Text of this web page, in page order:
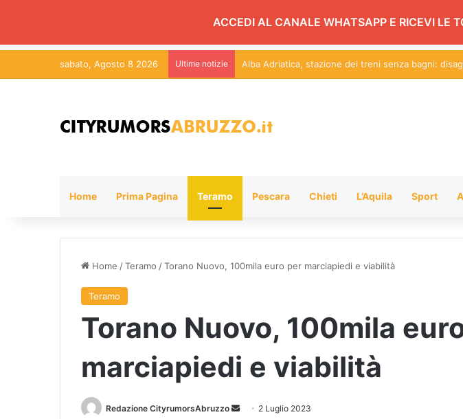
ACCEDI AL CANALE WHATSAPP E RICEVI LE
sabato, Agosto 8 2026 Ultime notizie Alba Adriatica, movida e Gattopardo: conferenza
Home Prima Pagina Teramo Pescara Chieti L’Aquila Sport
Home /Teramo /Torano Nuovo, 100mila euro per marciapiedi e viabilità
Teramo
Torano Nuovo, 100mila
marciapiedi e viabilità
Redazione CityrumorsAbruzzo 2 Luglio 2023